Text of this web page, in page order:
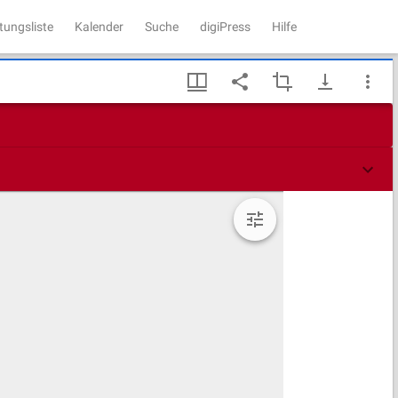
Kalender Suche digiPress Hilfe